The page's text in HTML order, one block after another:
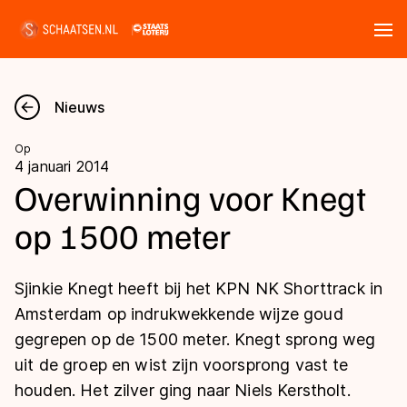
Nieuws
Kalender
Disciplines
Langebaan
Shorttrack
Inlineskaten
Uitslagen
Langebaan
Shorttrack
Marathon
Tijden & historie
Ranglijsten Langebaan
Nieuws
Op
4 januari 2014
Overwinning voor Knegt
op 1500 meter
Sjinkie Knegt heeft bij het KPN NK Shorttrack in
Amsterdam op indrukwekkende wijze goud
gegrepen op de 1500 meter. Knegt sprong weg
uit de groep en wist zijn voorsprong vast te
houden. Het zilver ging naar Niels Kerstholt.